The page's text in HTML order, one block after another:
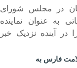
در مجلس شورای
به عنوان نماینده
آینده نزدیک خبر
فارس به